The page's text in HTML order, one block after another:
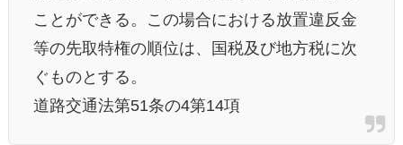
ことができる。この場合における放置違反金
等の先取特権の順位は、国税及び地方税に次
ぐものとする。
道路交通法第51条の4第14項